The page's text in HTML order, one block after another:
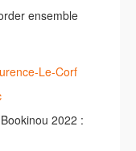
ensemble
Le-Corf
2022 :